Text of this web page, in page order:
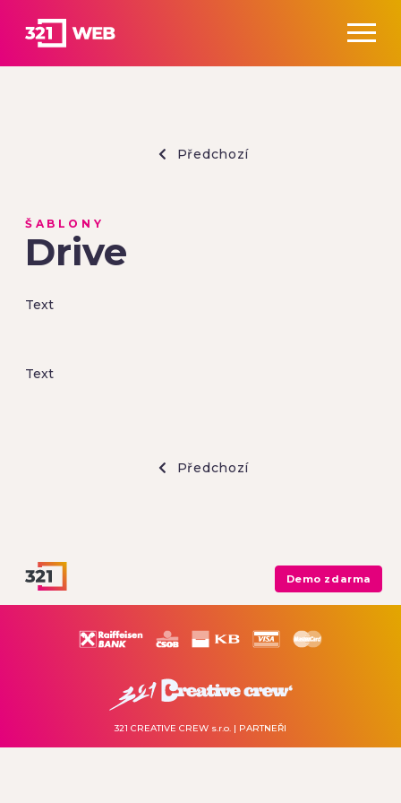
Předchozí
Text
ŠABLONY
Drive
Text
Předchozí
Demo zdarma
321 CREATIVE CREW s.r.o. | PARTNEŘI